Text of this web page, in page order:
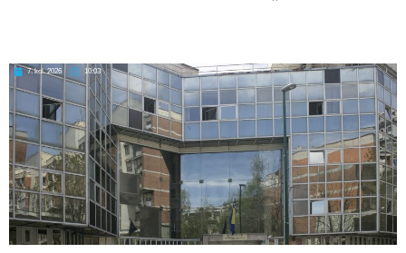
7. kol. 2026 10:03